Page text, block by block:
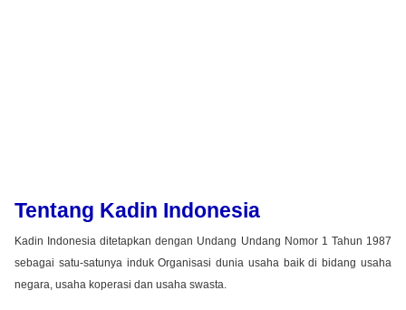
Tentang Kadin Indonesia
Kadin Indonesia ditetapkan dengan Undang Undang Nomor 1 Tahun 1987
sebagai satu-satunya induk Organisasi dunia usaha baik di bidang usaha
negara, usaha koperasi dan usaha swasta.